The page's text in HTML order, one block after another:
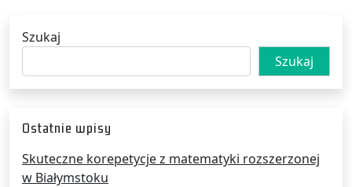
Szukaj
Szukaj
Ostatnie wpisy
Skuteczne korepetycje z matematyki rozszerzonej
w Białymstoku